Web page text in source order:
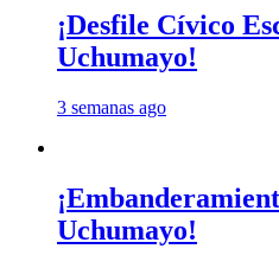
¡Desfile Cívico
Uchumayo!
3 semanas ago
Uchumayo!